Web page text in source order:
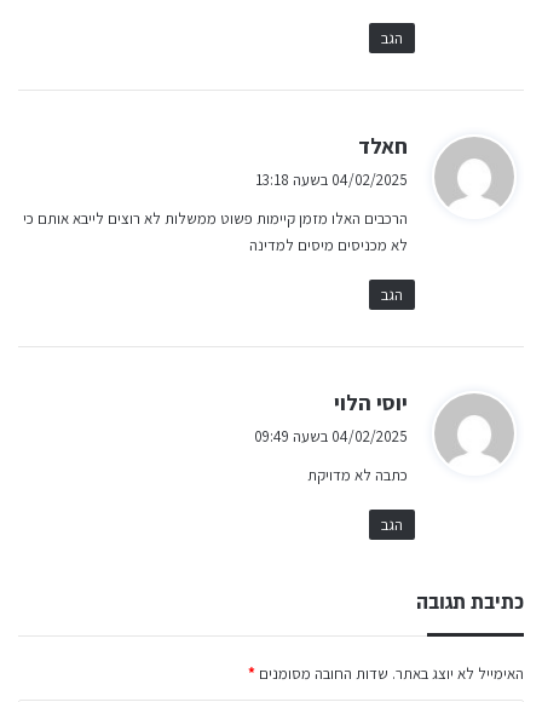
הגב
חאלד
ג
ב
:
04/02/2025 בשעה 13:18
הרכבים האלו מזמן קיימות פשוט ממשלות לא רוצים לייבא אותם כי
לא מכניסים מיסים למדינה
הגב
יוסי הלוי
ב
04/02/2025 בשעה 09:49
כתבה לא מדויקת
הגב
כתיבת תגובה
האימייל לא יוצג באתר. שדות החובה מסומנים *